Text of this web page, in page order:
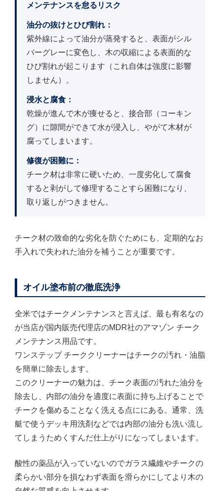
メンテナンスを怠るリスク
油分の抜けとひび割れ：
紫外線によって油分が蒸発すると、表面がシル
バーグレーに変色し、木の収縮による表面的な
ひび割れが起こります（これ自体は強度に影響
しません）。
浸水と腐食：
乾燥が進んで木が痩せると、接合部（コーキン
グ）に隙間ができて水が浸入し、やがて木材が
腐ってしまいます。
修復が困難に：
チーク材は非常に硬いため、一度劣化して腐食
すると剥がして修理することすら困難になり、
取り返しがつきません。
チーク材の致命的な劣化を防ぐためにも、定期的なお
手入れで失われた油分を補うことが重要です。
オイル塗布前の徹底洗浄
全米ではチークメンテナンスと言えば、最も有名なの
が当店が国内販売代理店のMDR社のアマゾン チーク
メンテナンス用品です。
ワンステップ チーククリーナーはチークの汚れ・油脂
を簡単に除去します。
このクリーナーの魅力は、チーク表面の汚れた油分を
除去し、内部の油分を適度に表面に持ち上げることで
チークを傷めることなく洗える点ににある。通常、洗
艇で使うデッキ用洗剤などでは内部の油分も洗い流し
てしまうためくすんだ仕上がりになってしまいます。
酸性の薬品が入っていないのでガラス繊維やチークの
柔らかい部分を損なわず表面を滑らかにしてより木の